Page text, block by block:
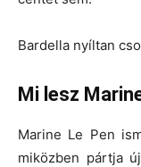
Bardella nyíltan
Mi lesz
Marine Le Pen
miközben pártja